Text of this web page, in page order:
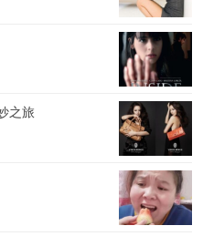
之旅